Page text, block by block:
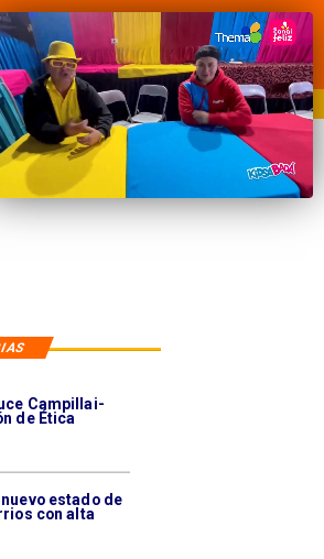
REGIONAL
Campillai-
de Ética
estado de
con alta